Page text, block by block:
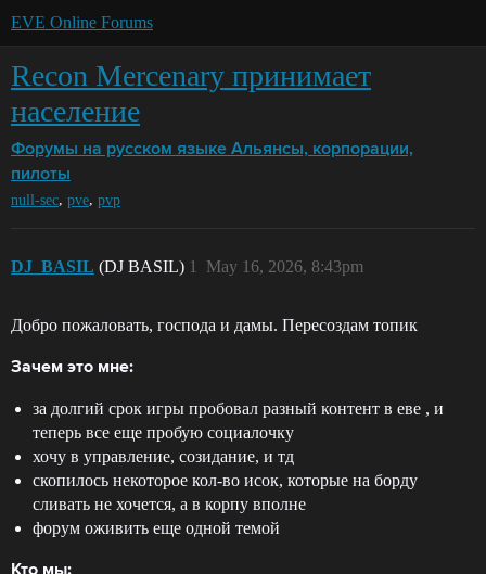
EVE Online Forums
Recon Mercenary принимает
население
Форумы на русском языке Альянсы, корпорации,
пилоты
null-sec, pve, pvp
DJ_BASIL (DJ BASIL) May 16, 2026, 8:43pm
1
Добро пожаловать, господа и дамы. Пересоздам топик
Зачем это мне:
за долгий срок игры пробовал разный контент в еве , и
теперь все еще пробую социалочку
хочу в управление, созидание, и тд
скопилось некоторое кол-во исок, которые на борду
сливать не хочется, а в корпу вполне
форум оживить еще одной темой